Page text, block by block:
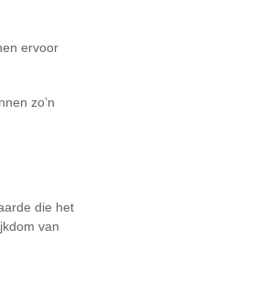
ervoor
zo’n
die het
van